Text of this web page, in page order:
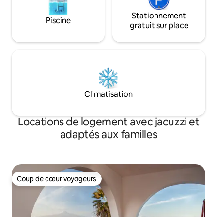
Piscine
Stationnement
gratuit sur place
Climatisation
Locations de logement avec jacuzzi et
adaptés aux familles
Coup de cœur voyageurs
Coup de cœur voyageurs